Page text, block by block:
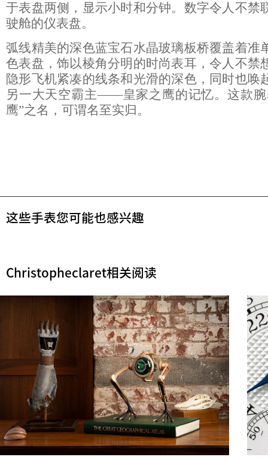
于表盘两侧，显示小时和分钟。数字令人不禁
驶舱的仪表盘。
弧线精美的深色蓝宝石水晶玻璃板桥覆盖着准
色表盘，饰以棱角分明的时尚表耳，令人不禁
隐形飞机紧凑的线条和光滑的深色，同时也唤
另一大天空霸主——皇家之鹰的记忆。这款腕
鹰”之名，可谓名至实归。
这些手表您可能也感兴趣
Christopheclaret相关阅读